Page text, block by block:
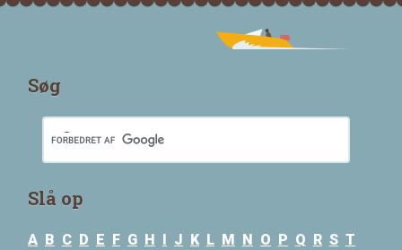
Søg
Slå op
A B C D E F G H J K L M N O P Q R S T